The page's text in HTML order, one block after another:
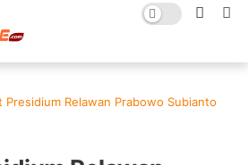
Presidium Relawan Prabowo Subianto